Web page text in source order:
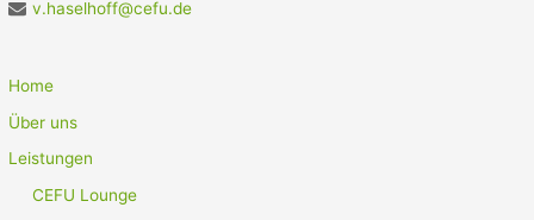
v.haselhoff@cefu.de
Home
Über uns
Leistungen
CEFU Lounge